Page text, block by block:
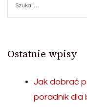
Ostatnie wpisy
Jak dobrać
poradnik dla